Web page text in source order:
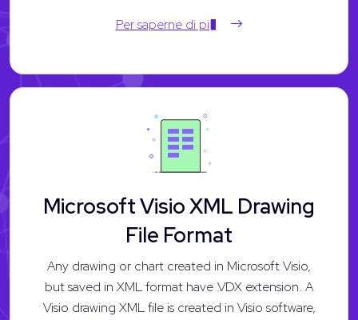
Per saperne di pi�
Microsoft Visio XML Drawing
File Format
Any drawing or chart created in Microsoft Visio,
but saved in XML format have .VDX extension. A
Visio drawing XML file is created in Visio software,